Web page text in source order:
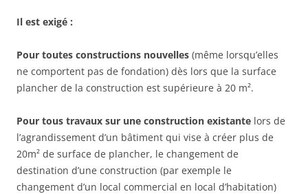
Il est exigé :
Pour toutes constructions nouvelles (même lorsqu’elles
ne comportent pas de fondation) dès lors que la surface
plancher de la construction est supérieure à 20 m².
Pour tous travaux sur une construction existante lors de
l’agrandissement d’un bâtiment qui vise à créer plus de
20m² de surface de plancher, le changement de
destination d’une construction (par exemple le
changement d’un local commercial en local d’habitation)